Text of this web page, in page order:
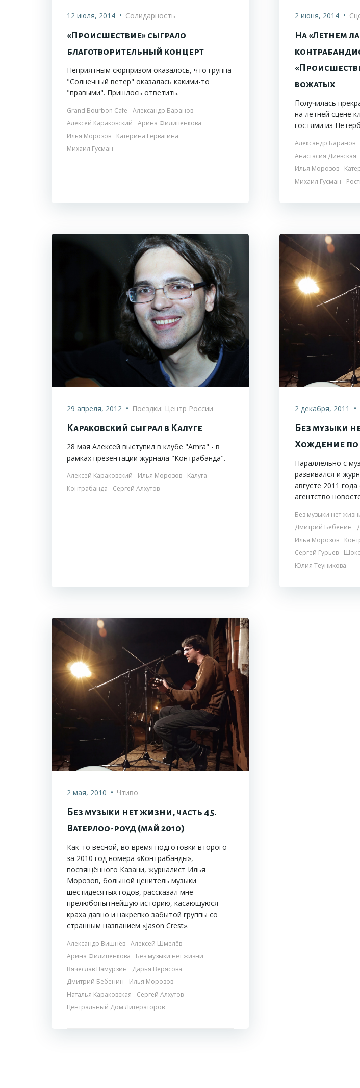
12 июля, 2014 • Солидарность
«Происшествие» сыграло
благотворительный концерт
Неприятным сюрпризом оказалось, что группа
"Солнечный ветер" оказалась какими-то
"правыми". Пришлось ответить.
Grand Bourbon Cafe
Александр Баранов
Алексей Караковский
Арина Филипенкова
Илья Морозов
Катерина Гервагина
Михаил Гусман
2 июня, 2014 •
На «Летнем
вожатых
Получилась
на летней сцене
гостями из
Александр Баранов
Анастасия Диевская
Илья Морозов
Михаил Гусман
29 апреля, 2012 • Поездки: Центр России
Караковский сыграл в Калуге
28 мая Алексей выступил в клубе "Amra" - в
рамках презентации журнала "Контрабанда".
Алексей Караковский Илья Морозов
Калуга
Контрабанда
Сергей Алхутов
2 декабря, 2011 •
Без музыки
Хождение по
Параллельно с
развивался и
августе 2011
агентство
Без музыки нет
Дмитрий Бебенин
Илья Морозов
Сергей Гурьев
Юлия Теуникова
2 мая, 2010 • Чтиво
Без музыки нет жизни, часть 45.
Ватерлоо-роуд (май 2010)
Как-то весной, во время подготовки второго
за 2010 год номера «Контрабанды»,
посвящённого Казани, журналист Илья
Морозов, большой ценитель музыки
шестидесятых годов, рассказал мне
прелюбопытнейшую историю, касающуюся
краха давно и накрепко забытой группы со
странным названием «Jason Crest».
Александр Вишнёв Алексей Шмелёв
Арина Филипенкова
Без музыки нет жизни
Вячеслав Памурзин
Дарья Верясова
Дмитрий Бебенин
Илья Морозов
Наталья Караковская
Сергей Алхутов
Центральный Дом Литераторов